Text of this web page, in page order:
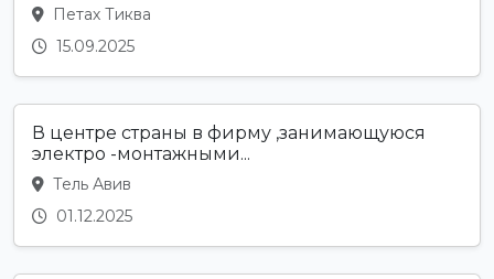
Петах Тиква
15.09.2025
В центре страны в фирму ,занимающуюся
электро -монтажными...
Тель Авив
01.12.2025